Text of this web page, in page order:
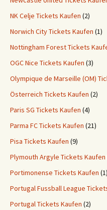
NK Celje Tickets Kaufen (2)
Norwich City Tickets Kaufen (1)
Nottingham Forest Tickets
OGC Nice Tickets Kaufen (3)
Olympique de Marseille (OM)
Österreich Tickets Kaufen (2)
Paris SG Tickets Kaufen (4)
Parma FC Tickets Kaufen (21)
Pisa Tickets Kaufen (9)
Plymouth Argyle Tickets Kaufen
Portimonense Tickets Kaufen (1)
Portugal Fussball League
Portugal Tickets Kaufen (2)